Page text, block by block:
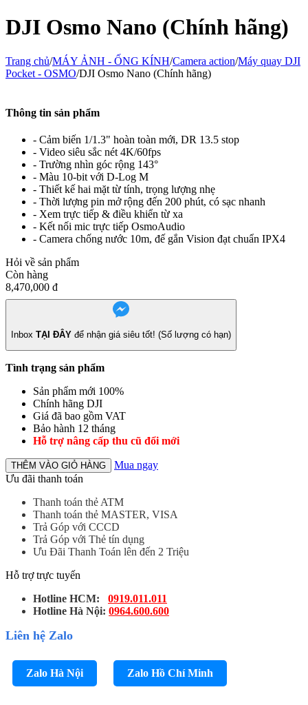
DJI Osmo Nano (Chính hãng)
Trang chủ/MÁY ẢNH - ỐNG KÍNH/Camera action/Máy quay DJI
Pocket - OSMO/DJI Osmo Nano (Chính hãng)
Thông tin sản phẩm
- Cảm biến 1/1.3" hoàn toàn mới, DR 13.5 stop
- Video siêu sắc nét 4K/60fps
- Trường nhìn góc rộng 143°
- Màu 10-bit với D-Log M
- Thiết kế hai mặt từ tính, trọng lượng nhẹ
- Thời lượng pin mở rộng đến 200 phút, có sạc nhanh
- Xem trực tiếp & điều khiển từ xa
- Kết nối mic trực tiếp OsmoAudio
- Camera chống nước 10m, đế gắn Vision đạt chuẩn IPX4
Hỏi về sản phẩm
Còn hàng
8,470,000 đ
Inbox TẠI ĐÂY để nhận giá siêu tốt! (Số lượng có hạn)
Tình trạng sản phẩm
Sản phẩm mới 100%
Chính hãng DJI
Giá đã bao gồm VAT
Bảo hành 12 tháng
Hỗ trợ nâng cấp thu cũ đổi mới
THÊM VÀO GIỎ HÀNG
Mua ngay
Ưu đãi thanh toán
Thanh toán thẻ ATM
Thanh toán thẻ MASTER, VISA
Trả Góp với CCCD
Trả Góp với Thẻ tín dụng
Ưu Đãi Thanh Toán lên đến 2 Triệu
Hỗ trợ trực tuyến
Hotline HCM: 0919.011.011
Hotline Hà Nội: 0964.600.600
Liên hệ Zalo
Zalo Hà Nội Zalo Hồ Chí Minh